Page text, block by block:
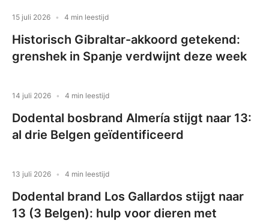
15 juli 2026 4 min leestijd
Historisch Gibraltar-akkoord getekend:
grenshek in Spanje verdwijnt deze week
14 juli 2026 4 min leestijd
Dodental bosbrand Almería stijgt naar 13:
al drie Belgen geïdentificeerd
13 juli 2026 4 min leestijd
Dodental brand Los Gallardos stijgt naar
13 (3 Belgen): hulp voor dieren met